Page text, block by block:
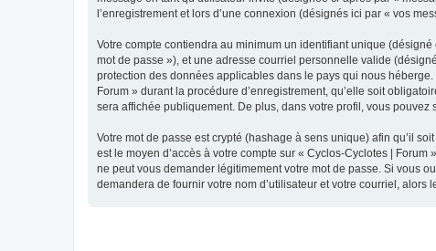
l’enregistrement et lors d’une connexion (désignés ici par « vos
Votre compte contiendra au minimum un identifiant unique
mot de passe »), et une adresse courriel personnelle valide
protection des données applicables dans le pays qui nous
Forum » durant la procédure d’enregistrement, qu’elle soit
sera affichée publiquement. De plus, dans votre profil, vous
Votre mot de passe est crypté (hashage à sens unique) afin qu’il
est le moyen d’accès à votre compte sur « Cyclos-Cyclotes |
ne peut vous demander légitimement votre mot de passe. Si vous
demandera de fournir votre nom d’utilisateur et votre courriel,